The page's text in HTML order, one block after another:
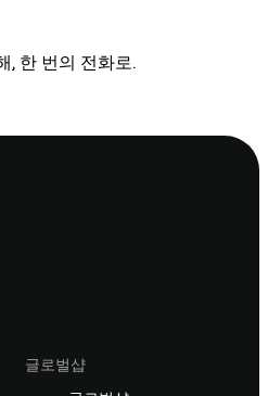
, 한 번의 전화로.
글로벌샵